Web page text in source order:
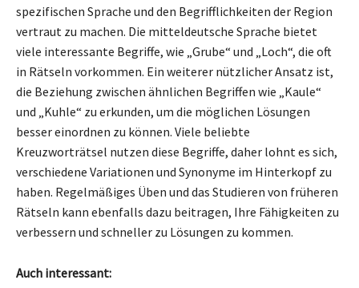
spezifischen Sprache und den Begrifflichkeiten der Region
vertraut zu machen. Die mitteldeutsche Sprache bietet
viele interessante Begriffe, wie „Grube“ und „Loch“, die oft
in Rätseln vorkommen. Ein weiterer nützlicher Ansatz ist,
die Beziehung zwischen ähnlichen Begriffen wie „Kaule“
und „Kuhle“ zu erkunden, um die möglichen Lösungen
besser einordnen zu können. Viele beliebte
Kreuzworträtsel nutzen diese Begriffe, daher lohnt es sich,
verschiedene Variationen und Synonyme im Hinterkopf zu
haben. Regelmäßiges Üben und das Studieren von früheren
Rätseln kann ebenfalls dazu beitragen, Ihre Fähigkeiten zu
verbessern und schneller zu Lösungen zu kommen.
Auch interessant: